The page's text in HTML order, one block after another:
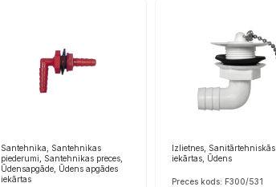
Santehnika, Santehnikas
piederumi, Santehnikas preces,
Ūdensapgāde, Ūdens apgādes
iekārtas
Izlietnes, Sanitārtehniskās
iekārtas, Ūdens
Preces kods: F300/531